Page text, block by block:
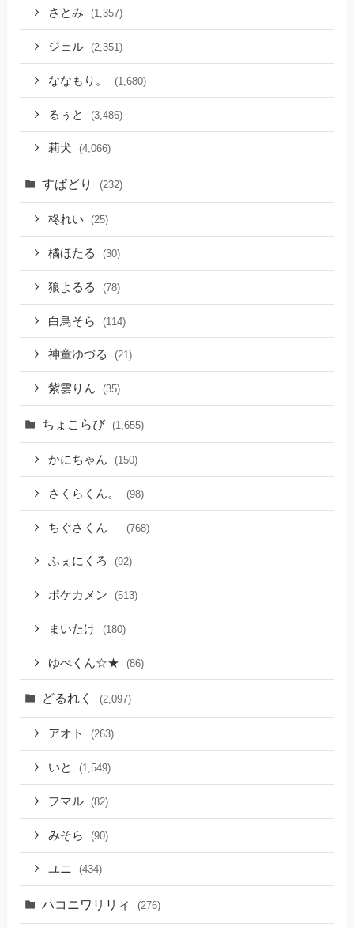
さとみ (1,357)
ジェル (2,351)
ななもり。 (1,680)
るぅと (3,486)
莉犬 (4,066)
すぱどり (232)
柊れい (25)
橘ほたる (30)
狼よるる (78)
白鳥そら (114)
神童ゆづる (21)
紫雲りん (35)
ちょこらび (1,655)
かにちゃん (150)
さくらくん。 (98)
ちぐさくん (768)
ふぇにくろ (92)
ポケカメン (513)
まいたけ (180)
ゆぺくん☆★ (86)
どるれく (2,097)
アオト (263)
いと (1,549)
フマル (82)
みそら (90)
ユニ (434)
ハコニワリリィ (276)